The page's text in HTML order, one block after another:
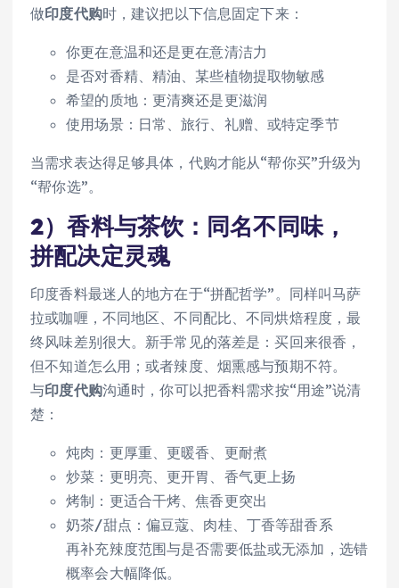
做印度代购时，建议把以下信息固定下来：
你更在意温和还是更在意清洁力
是否对香精、精油、某些植物提取物敏感
希望的质地：更清爽还是更滋润
使用场景：日常、旅行、礼赠、或特定季节
当需求表达得足够具体，代购才能从“帮你买”升级为
“帮你选”。
2）香料与茶饮：同名不同味，
拼配决定灵魂
印度香料最迷人的地方在于“拼配哲学”。同样叫马萨
拉或咖喱，不同地区、不同配比、不同烘焙程度，最
终风味差别很大。新手常见的落差是：买回来很香，
但不知道怎么用；或者辣度、烟熏感与预期不符。
与印度代购沟通时，你可以把香料需求按“用途”说清
楚：
炖肉：更厚重、更暖香、更耐煮
炒菜：更明亮、更开胃、香气更上扬
烤制：更适合干烤、焦香更突出
奶茶/甜点：偏豆蔻、肉桂、丁香等甜香系
再补充辣度范围与是否需要低盐或无添加，选错
概率会大幅降低。